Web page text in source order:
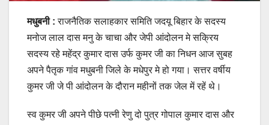
मधुबनी : राजनैतिक सलाहकार समिति जदयू बिहार के सदस्य
मनोज लाल दास मनु के चाचा और जेपी आंदोलन मे सक्रिय
सदस्य रहे महेंद्र कुमार दास उर्फ कुमर जी का निधन आज सुबह
अपने पैतृक गांव मधुबनी जिले के मधेपुर मे हो गया। सत्तर वर्षीय
कुमर जी जे पी आंदोलन के दौरान महीनों तक जेल में रहें थे।
स्व कुमर जी अपने पीछे पत्नी रेणु दो पुत्र गोपाल कुमार दास और